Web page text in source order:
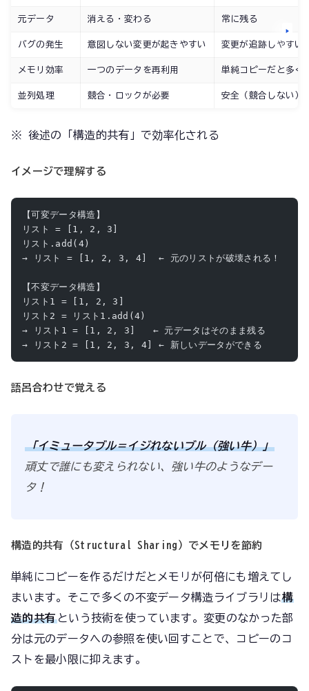
元データ 消える・変わる 常に残る
バグの発生 意図しない変更が起きやすい 変更が追跡しやすい
メモリ効率 一つのデータを再利用 単純コピーだと多く
並列処理 競合・ロックが必要 安全（競合しない）
※ 後述の「構造的共有」で効率化される
イメージで理解する
【可変データ構造】
リスト = [1, 2, 3]
リスト.add(4)
→ リスト = [1, 2, 3, 4]  ← 元のリストが破壊される！
【不変データ構造】
リスト1 = [1, 2, 3]
リスト2 = リスト1.add(4)
→ リスト1 = [1, 2, 3]   ← 元データはそのまま残る
→ リスト2 = [1, 2, 3, 4] ← 新しいデータができる
語呂合わせで覚える
「イミュータブル＝イジれないブル（強い牛）」
頑丈で誰にも変えられない、強い牛のようなデー
タ！
構造的共有（Structural Sharing）でメモリを節約
単純にコピーを作るだけだとメモリが何倍にも増えてし
まいます。そこで多くの不変データ構造ライブラリは構
造的共有という技術を使っています。変更のなかった部
分は元のデータへの参照を使い回すことで、コピーのコ
ストを最小限に抑えます。